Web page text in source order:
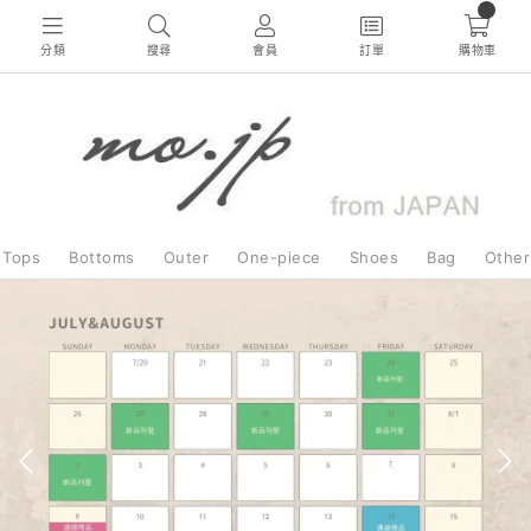
分類 搜尋 會員 訂單 購物車
Tops Bottoms Outer One-piece Shoes Bag Other